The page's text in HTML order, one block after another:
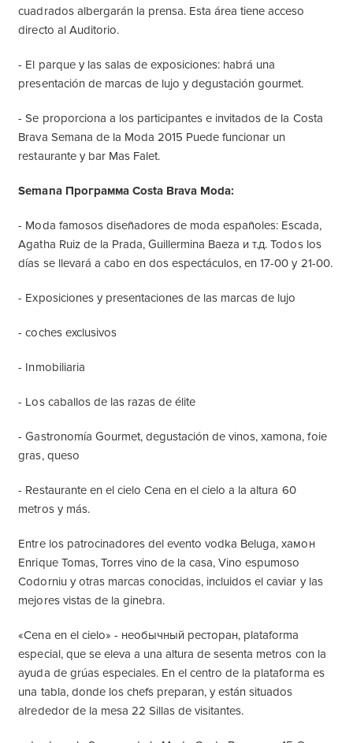
cuadrados albergarán la prensa. Esta área tiene acceso
directo al Auditorio.
- El parque y las salas de exposiciones: habrá una
presentación de marcas de lujo y degustación gourmet.
- Se proporciona a los participantes e invitados de la Costa
Brava Semana de la Moda 2015 Puede funcionar un
restaurante y bar Mas Falet.
Semana Программа Costa Brava Moda:
- Moda famosos diseñadores de moda españoles: Escada,
Agatha Ruiz de la Prada, Guillermina Baeza и т.д. Todos los
días se llevará a cabo en dos espectáculos, en 17-00 y 21-00.
- Exposiciones y presentaciones de las marcas de lujo
- coches exclusivos
- Inmobiliaria
- Los caballos de las razas de élite
- Gastronomía Gourmet, degustación de vinos, xamona, foie
gras, queso
- Restaurante en el cielo Cena en el cielo a la altura 60
metros y más.
Entre los patrocinadores del evento vodka Beluga, хамон
Enrique Tomas, Torres vino de la casa, Vino espumoso
Codorniu y otras marcas conocidas, incluidos el caviar y las
mejores vistas de la ginebra.
«Cena en el cielo» - необычный ресторан, plataforma
especial, que se eleva a una altura de sesenta metros con la
ayuda de grúas especiales. En el centro de la plataforma es
una tabla, donde los chefs preparan, y están situados
alrededor de la mesa 22 Sillas de visitantes.